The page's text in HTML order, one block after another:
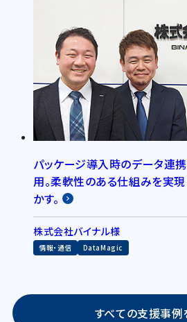
パッケージ導入時のデータ連
用。柔軟性のある仕組みを実
かす。
株式会社バイナル様
情報・通信 DataMagic
すべての支援事例